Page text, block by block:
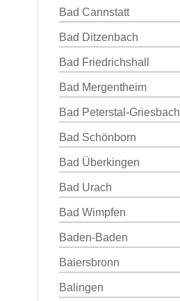
Bad Cannstatt
Bad Ditzenbach
Bad Friedrichshall
Bad Mergentheim
Bad Peterstal-Griesbach
Bad Schönborn
Bad Überkingen
Bad Urach
Bad Wimpfen
Baden-Baden
Baiersbronn
Balingen